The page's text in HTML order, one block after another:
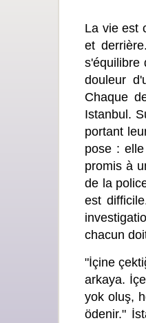
La vie est
et
s'équilibre
douleur
Chaque
Istanbul.
portant
pose :
promis à
de la
est
chacun
"İçine
arkaya.
yok oluş,
ödenir."